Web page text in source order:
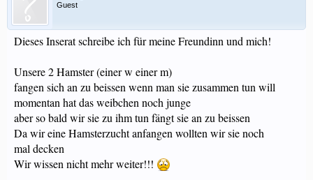
Guest
Dieses Inserat schreibe ich für meine Freundinn und mich!
Unsere 2 Hamster (einer w einer m)
fangen sich an zu beissen wenn man sie zusammen tun will
momentan hat das weibchen noch junge
aber so bald wir sie zu ihm tun fängt sie an zu beissen
Da wir eine Hamsterzucht anfangen wollten wir sie noch
mal decken
Wir wissen nicht mehr weiter!!!